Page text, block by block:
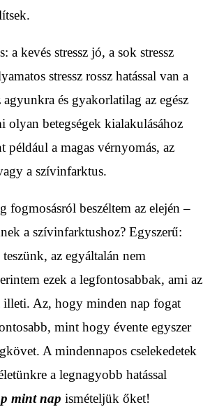
a kevés stressz jó, a sok stressz
stressz rossz hatással van a
és gyakorlatilag az egész
olyan betegségek kialakulásához
például a magas vérnyomás, az
a szívinfarktus.
fogmosásról beszéltem az elején –
a szívinfarktushoz? Egyszerű:
az egyáltalán nem
ezek a legfontosabbak, ami az
illeti. Az, hogy minden nap fogat
mint hogy évente egyszer
A mindennapos cselekedetek
a legnagyobb hatással
mint nap ismételjük őket!